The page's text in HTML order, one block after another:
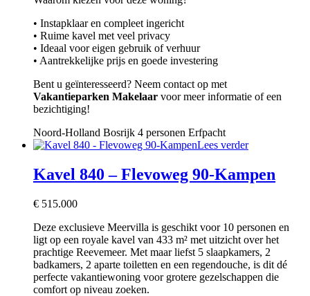
• Instapklaar en compleet ingericht
• Ruime kavel met veel privacy
• Ideaal voor eigen gebruik of verhuur
• Aantrekkelijke prijs en goede investering
Bent u geïnteresseerd? Neem contact op met
Vakantieparken Makelaar voor meer informatie of een
bezichtiging!
Noord-Holland Bosrijk 4 personen Erfpacht
Lees verder
Kavel 840 – Flevoweg 90-Kampen
€ 515.000
Deze exclusieve Meervilla is geschikt voor 10 personen en
ligt op een royale kavel van 433 m² met uitzicht over het
prachtige Reevemeer. Met maar liefst 5 slaapkamers, 2
badkamers, 2 aparte toiletten en een regendouche, is dit dé
perfecte vakantiewoning voor grotere gezelschappen die
comfort op niveau zoeken.